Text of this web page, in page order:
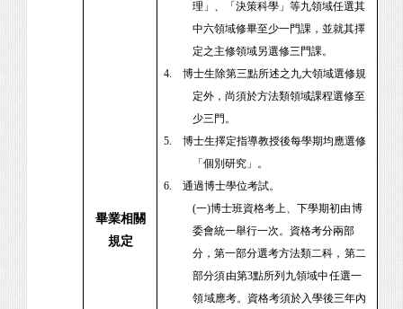
畢業相關
規定
理」、「決策科學」等九領域任選其
中六領域修畢至少一門課，並就其擇
定之主修領域另選修三門課。
4.
博士生除第三點所述之九大領域選修規
定外，尚須於方法類領域課程選修至
少三門。
5.
博士生擇定指導教授後每學期均應選修
「個別研究」。
6.
通過博士學位考試。
(一)博士班資格考上、下學期初由博
委會統一舉行一次。資格考分兩部
分，第一部分選考方法類二科 ， 第二
部分須由第3點所列九領域中任選一
領域應考。 資格考須於入學後三年內